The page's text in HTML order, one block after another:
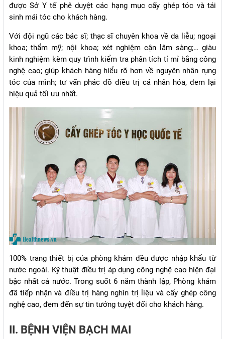
được Sở Y tế phê duyệt các hạng mục cấy ghép tóc và tái
sinh mái tóc cho khách hàng.
Với đội ngũ các bác sĩ; thạc sĩ chuyên khoa về da liễu; ngoại
khoa; thẩm mỹ; nội khoa; xét nghiệm cận lâm sàng;… giàu
kinh nghiệm kèm quy trình kiểm tra phân tích tỉ mỉ bằng công
nghệ cao; giúp khách hàng hiểu rõ hơn về nguyên nhân rụng
tóc của mình; tư vấn phác đồ điều trị cá nhân hóa, đem lại
hiệu quả tối ưu nhất.
100% trang thiết bị của phòng khám đều được nhập khẩu từ
nước ngoài. Kỹ thuật điều trị áp dụng công nghệ cao hiện đại
bậc nhất cả nước. Trong suốt 6 năm thành lập, Phòng khám
đã tiếp nhận và điều trị hàng nghìn trị liệu và cấy ghép công
nghệ cao, đem đến sự tin tưởng tuyệt đối cho khách hàng.
II. BỆNH VIỆN BẠCH MAI